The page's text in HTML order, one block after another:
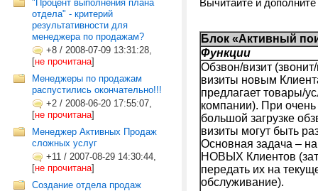
"Процент выполнения плана
отдела" - критерий
результативности для
менеджера по продажам?
+8 / 2008-07-09 13:31:28,
[не прочитана]
Менеджеры по продажам
распустились окончательно!!!
+2 / 2008-06-20 17:55:07,
[не прочитана]
Менеджер Активных Продаж
сложных услуг
+11 / 2007-08-29 14:30:44,
[не прочитана]
Создание отдела продаж
Вычитайте и
Блок «Активный
Функции
Обзвон/визит
визиты новым
предлагает товары/
компании). При очень
большой загрузке
визиты могут быть
Основная задача –
НОВЫХ Клиентов
передать их на
обслуживание).